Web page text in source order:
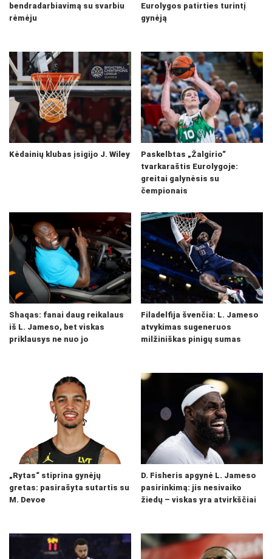
bendradarbiavimą su svarbiu
rėmėju
Eurolygos patirties turintį
gynėją
Kėdainių klubas įsigijo J. Wiley
Paskelbtas „Žalgirio“
tvarkaraštis Eurolygoje:
greitai galynėsis su
čempionais
Shaqas: fanai daug reikalaus
iš L. Jameso, bet viskas
priklausys ne nuo jo
Filadelfija švenčia: L. Jameso
atvykimas sugeneruos
milžiniškas pinigų sumas
„Rytas“ stiprina gynėjų
gretas: pasirašyta sutartis su
M. Devoe
D. Fisheris apgynė L. Jameso
pasirinkimą: jis nesivaiko
žiedų – viskas yra atvirkščiai